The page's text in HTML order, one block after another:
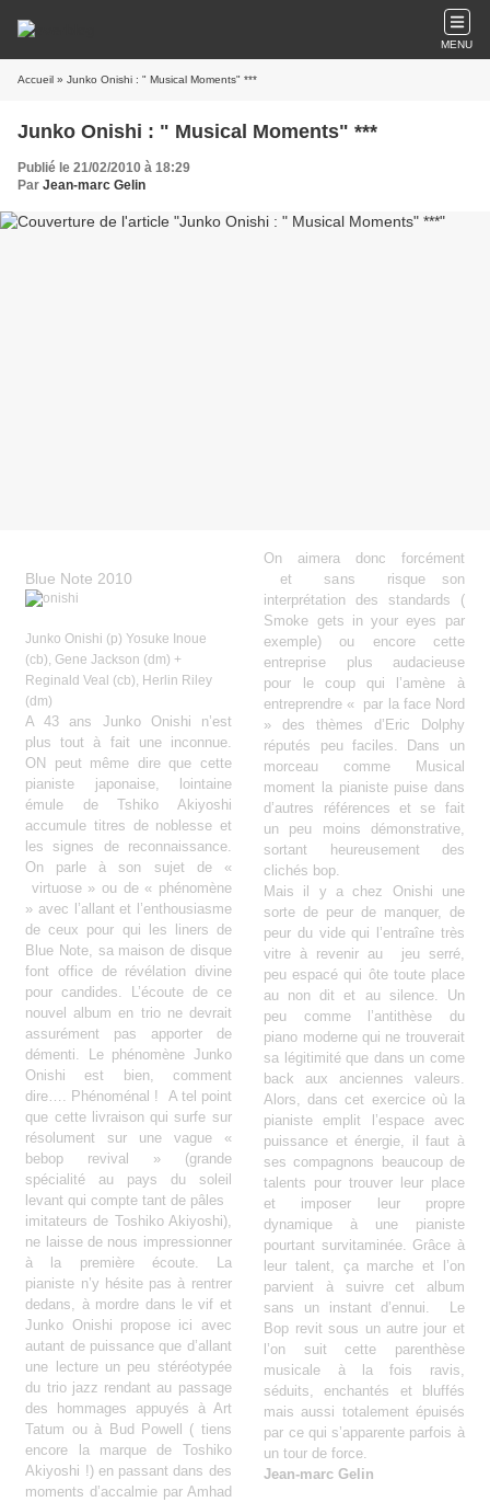
MENU
Accueil » Junko Onishi : " Musical Moments" ***
Junko Onishi : " Musical Moments" ***
Publié le 21/02/2010 à 18:29
Par Jean-marc Gelin
Blue Note 2010
Junko Onishi (p) Yosuke Inoue
(cb), Gene Jackson (dm) +
Reginald Veal (cb), Herlin Riley
(dm)
A 43 ans Junko Onishi n’est
plus tout à fait une inconnue.
ON peut même dire que cette
pianiste japonaise, lointaine
émule de Tshiko Akiyoshi
accumule titres de noblesse et
les signes de reconnaissance.
On parle à son sujet de «
virtuose » ou de « phénomène
» avec l’allant et l’enthousiasme
de ceux pour qui les liners de
Blue Note, sa maison de disque
font office de révélation divine
pour candides. L’écoute de ce
nouvel album en trio ne devrait
assurément pas apporter de
démenti. Le phénomène Junko
Onishi est bien, comment
dire…. Phénoménal ! A tel point
que cette livraison qui surfe sur
résolument sur une vague «
bebop revival » (grande
spécialité au pays du soleil
levant qui compte tant de pâles
imitateurs de Toshiko Akiyoshi),
ne laisse de nous impressionner
à la première écoute. La
pianiste n’y hésite pas à rentrer
dedans, à mordre dans le vif et
Junko Onishi propose ici avec
autant de puissance que d’allant
une lecture un peu stéréotypée
du trio jazz rendant au passage
des hommages appuyés à Art
Tatum ou à Bud Powell ( tiens
encore la marque de Toshiko
Akiyoshi !) en passant dans des
moments d’accalmie par Amhad
On aimera donc forcément
et sans risque son
interprétation des standards (
Smoke gets in your eyes par
exemple) ou encore cette
entreprise plus audacieuse
pour le coup qui l’amène à
entreprendre « par la face Nord
» des thèmes d’Eric Dolphy
réputés peu faciles. Dans un
morceau comme Musical
moment la pianiste puise dans
d’autres références et se fait
un peu moins démonstrative,
sortant heureusement des
clichés bop.
Mais il y a chez Onishi une
sorte de peur de manquer, de
peur du vide qui l’entraîne très
vitre à revenir au jeu serré,
peu espacé qui ôte toute place
au non dit et au silence. Un
peu comme l’antithèse du
piano moderne qui ne trouverait
sa légitimité que dans un come
back aux anciennes valeurs.
Alors, dans cet exercice où la
pianiste emplit l’espace avec
puissance et énergie, il faut à
ses compagnons beaucoup de
talents pour trouver leur place
et imposer leur propre
dynamique à une pianiste
pourtant survitaminée. Grâce à
leur talent, ça marche et l’on
parvient à suivre cet album
sans un instant d’ennui. Le
Bop revit sous un autre jour et
l’on suit cette parenthèse
musicale à la fois ravis,
séduits, enchantés et bluffés
mais aussi totalement épuisés
par ce qui s’apparente parfois à
un tour de force.
Jean-marc Gelin